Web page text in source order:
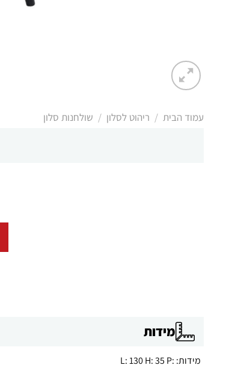
עמוד הבית / ריהוט לסלון / שולחנות סלון
מידות
מידות: L: 130 H: 35 P: